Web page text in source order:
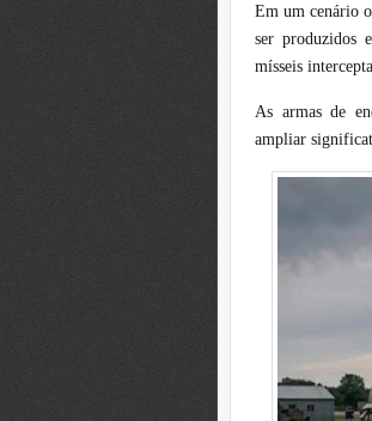
Em um cenário
ser produzidos
mísseis
As armas de
ampliar